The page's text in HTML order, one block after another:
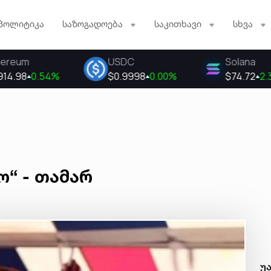
საზოგადოება საკითხავი სხვა
- თამარ